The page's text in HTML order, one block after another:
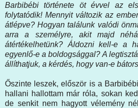
Barbibébi története öt évvel az
folytatódik! Mennyit változik az
átlépve? Hogyan találunk valódi
arra a személyre, akit majd
átértékelhetünk? Áldozni kell-e a
egyenlő-e a boldogsággal? A
állíthatjuk, a kérdés, hogy van-e
Őszinte leszek, először is a
hallani hallottam már róla, sokan
de senkit nem hagyott vélemény